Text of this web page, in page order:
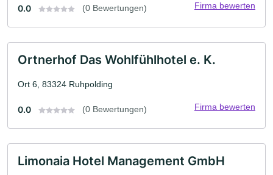
0.0 (0 Bewertungen) Firma bewerten
Ortnerhof Das Wohlfühlhotel e. K.
Ort 6, 83324 Ruhpolding
0.0 (0 Bewertungen) Firma bewerten
Limonaia Hotel Management GmbH